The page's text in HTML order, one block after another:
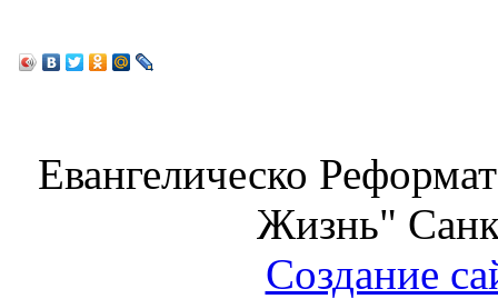
Евангелическо
Жизнь"
Создание